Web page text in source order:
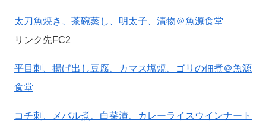
太刀魚焼き、茶碗蒸し、明太子、漬物＠魚源食堂
リンク先FC2
平目刺、揚げ出し豆腐、カマス塩焼、ゴリの佃煮＠魚源
食堂
コチ刺、メバル煮、白菜漬、カレーライスウインナート